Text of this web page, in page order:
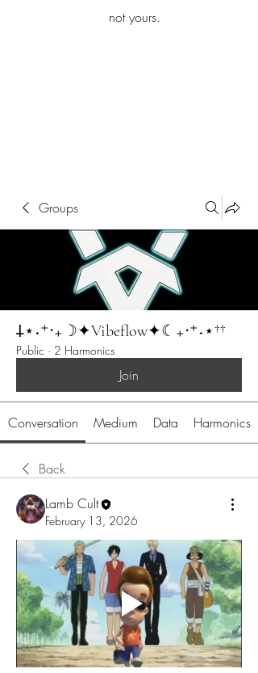
not yours.
Groups
𐕣⋆˖⁺‧₊☽✦︎Vibeflow✦︎☾₊‧⁺˖⋆††
Public · 2 Harmonics
Join
Conversation Medium Data Harmonics
Back
Lamb Cult
February 13, 2026